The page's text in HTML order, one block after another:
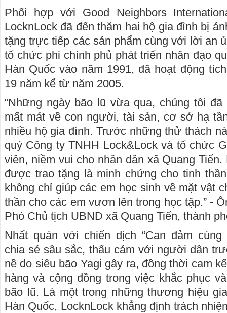
Phối hợp với Good Neighbors
LocknLock đã đến thăm hai hộ gia đình bị
tặng trực tiếp các sản phẩm cùng với lời an
tổ chức phi chính phủ phát triển nhân đạo
Hàn Quốc vào năm 1991, đã hoạt động
19 năm kể từ năm 2005.
“Những ngày bão lũ vừa qua, chúng tôi
mất mát về con người, tài sản, cơ sở hạ
nhiều hộ gia đình. Trước những thử thách
quý Công ty TNHH Lock&Lock và tổ chức
viên, niềm vui cho nhân dân xã Quang
được trao tặng là minh chứng cho tinh
không chỉ giúp các em học sinh về mặt vật
thần cho các em vươn lên trong học tập.” -
Phó Chủ tịch UBND xã Quang Tiến, thành
Nhất quán với chiến dịch “Can đảm cùng
chia sẻ sâu sắc, thấu cảm với người dân
nề do siêu bão Yagi gây ra, đồng thời cam
hàng và cộng đồng trong việc khắc phục
bão lũ. Là một trong những thương hiệu
Hàn Quốc, LocknLock khẳng định trách